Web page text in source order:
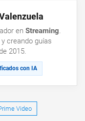
en Streaming.
creando guías
2015.
con IA
Video